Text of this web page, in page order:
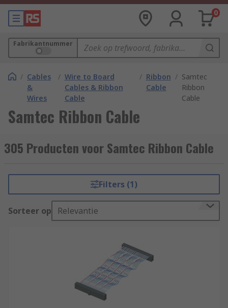
0
Fabrikantnummer
/ Cables
&
Wires
/ Wire to Board
Cables & Ribbon
Cable
/ Ribbon
Cable
/ Samtec
Ribbon
Cable
Samtec Ribbon Cable
305 Producten voor Samtec Ribbon Cable
Filters (1)
Sorteer op Relevantie